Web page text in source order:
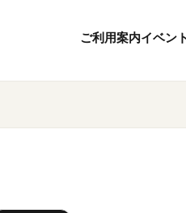
ご利用案内イベント